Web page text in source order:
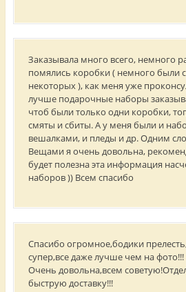
Заказывала много всего, немного
помялись коробки ( немного были
некоторых ), как меня уже
лучше подарочные наборы
чтоб были только одни коробки,
смяты и сбиты. А у меня были и
вешалками, и пледы и др. Одним
Вещами я очень довольна,
будет полезна эта информация
наборов )) Всем спасибо
Спасибо огромное,бодики
супер,все даже лучше чем на
Очень довольна,всем
быструю доставку!!!